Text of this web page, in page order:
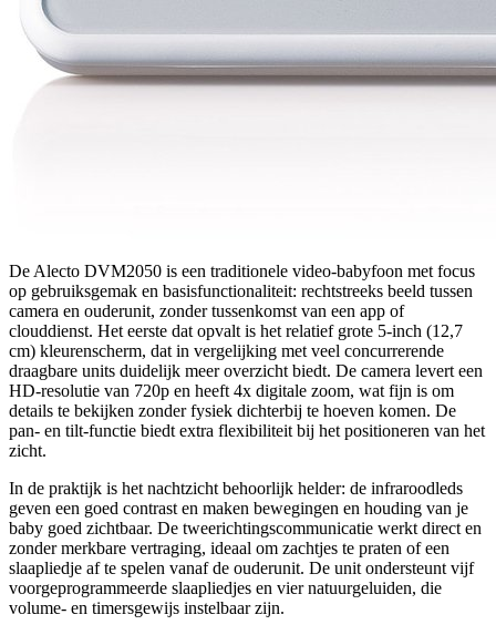
De Alecto DVM2050 is een traditionele video-babyfoon met focus
op gebruiksgemak en basisfunctionaliteit: rechtstreeks beeld tussen
camera en ouderunit, zonder tussenkomst van een app of
clouddienst. Het eerste dat opvalt is het relatief grote 5-inch (12,7
cm) kleurenscherm, dat in vergelijking met veel concurrerende
draagbare units duidelijk meer overzicht biedt. De camera levert een
HD-resolutie van 720p en heeft 4x digitale zoom, wat fijn is om
details te bekijken zonder fysiek dichterbij te hoeven komen. De
pan- en tilt-functie biedt extra flexibiliteit bij het positioneren van het
zicht.
In de praktijk is het nachtzicht behoorlijk helder: de infraroodleds
geven een goed contrast en maken bewegingen en houding van je
baby goed zichtbaar. De tweerichtingscommunicatie werkt direct en
zonder merkbare vertraging, ideaal om zachtjes te praten of een
slaapliedje af te spelen vanaf de ouderunit. De unit ondersteunt vijf
voorgeprogrammeerde slaapliedjes en vier natuurgeluiden, die
volume- en timersgewijs instelbaar zijn.